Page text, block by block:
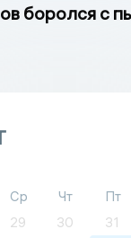
боролся с
Ср Чт Пт
29 30 31